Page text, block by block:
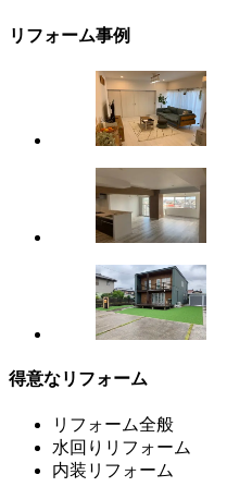
リフォーム事例
得意なリフォーム
リフォーム全般
水回りリフォーム
内装リフォーム